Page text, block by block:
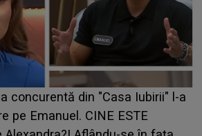
concurentă din "Casa Iubirii" l-a
pe Emanuel. CINE ESTE